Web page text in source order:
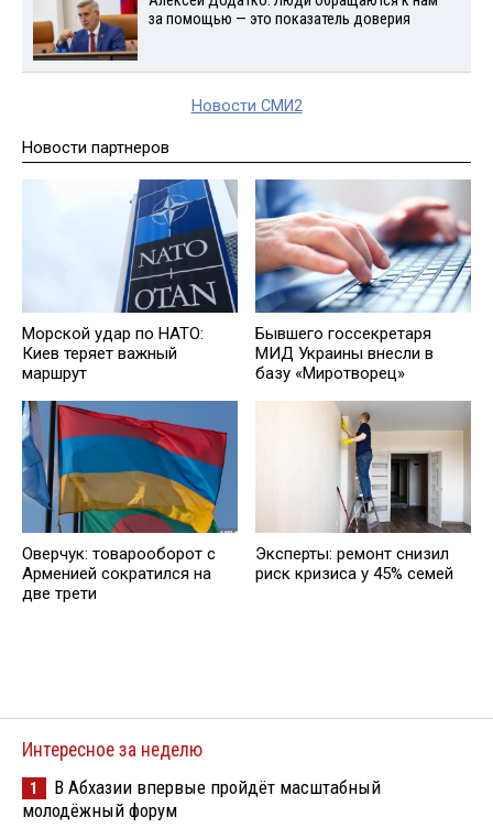
за помощью — это показатель доверия
Новости СМИ2
Новости партнеров
Морской удар по НАТО:
Киев теряет важный
маршрут
Бывшего госсекретаря
МИД Украины внесли в
базу «Миротворец»
Оверчук: товарооборот с
Арменией сократился на
две трети
Эксперты: ремонт снизил
риск кризиса у 45% семей
Интересное за неделю
1
В Абхазии впервые пройдёт масштабный
молодёжный форум